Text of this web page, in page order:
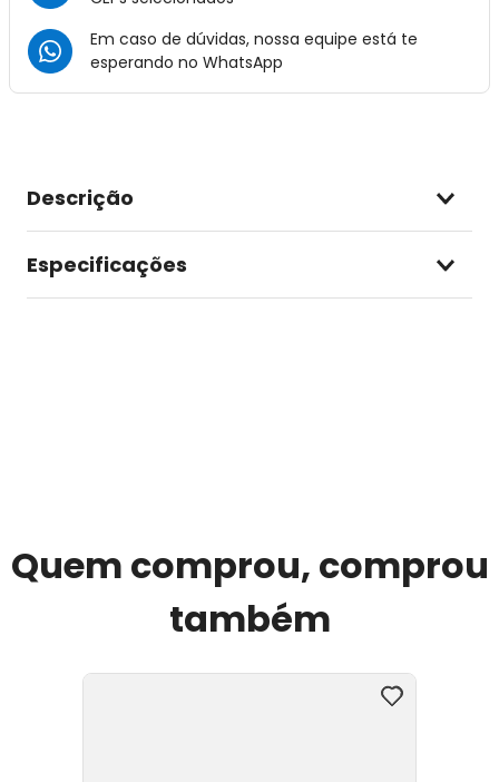
Em caso de dúvidas, nossa equipe está te
esperando no WhatsApp
Descrição
Especificações
Quem comprou, comprou
também